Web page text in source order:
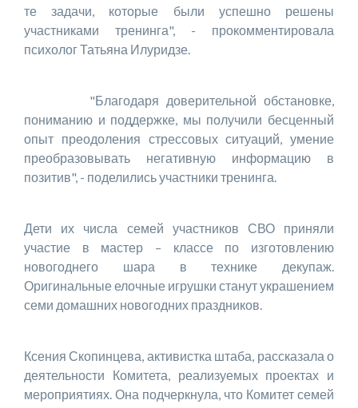
те задачи, которые были успешно решены
участниками тренинга", - прокомментировала
психолог Татьяна Илуридзе.
"Благодаря доверительной обстановке,
пониманию и поддержке, мы получили бесценный
опыт преодоления стрессовых ситуаций, умение
преобразовывать негативную информацию в
позитив", - поделились участники тренинга.
Дети их числа семей участников СВО приняли
участие в мастер – классе по изготовлению
новогоднего шара в технике декупаж.
Оригинальные елочные игрушки станут украшением
семи домашних новогодних праздников.
Ксения Скопинцева, активистка штаба, рассказала о
деятельности Комитета, реализуемых проектах и
мероприятиях. Она подчеркнула, что Комитет семей